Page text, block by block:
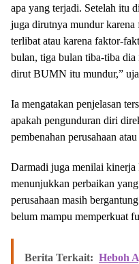
apa yang terjadi. Setelah itu
juga dirutnya mundur karena
terlibat atau karena faktor-
bulan, tiga bulan tiba-tiba dia
dirut BUMN itu mundur,”
Ia mengatakan penjelasan
apakah pengunduran diri
pembenahan perusahaan
Darmadi juga menilai kinerja
menunjukkan perbaikan
perusahaan masih
belum mampu memperkuat
Berita Terkait: Heboh